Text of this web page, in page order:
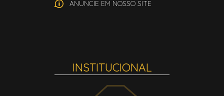
ANUNCIE EM NOSSO SITE
INSTITUCIONAL